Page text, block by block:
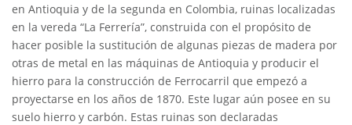
en Antioquia y de la segunda en Colombia, ruinas localizadas
en la vereda “La Ferrería”, construida con el propósito de
hacer posible la sustitución de algunas piezas de madera por
otras de metal en las máquinas de Antioquia y producir el
hierro para la construcción de Ferrocarril que empezó a
proyectarse en los años de 1870. Este lugar aún posee en su
suelo hierro y carbón. Estas ruinas son declaradas